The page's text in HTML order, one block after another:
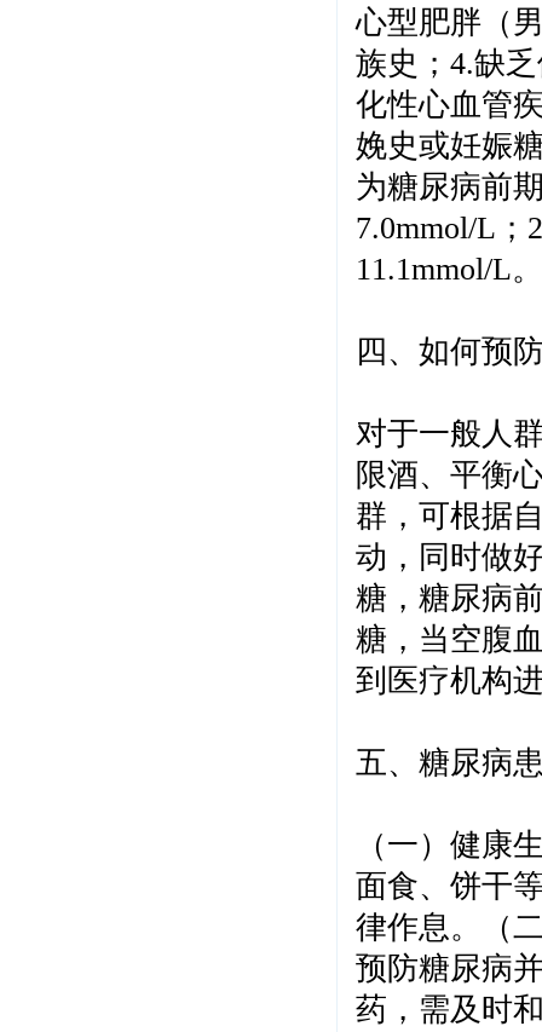
心型肥胖（
族史； 4.缺
化性心血管
娩史或妊娠
为糖尿病前
7.0mmol/L ；
11.1mmol/L。
四、如何预
对于一般人
限酒、平衡
群，可根据
动，同时做
糖，糖尿病
糖，当空腹
到医疗机构
五、糖尿病
（一）健康
面食、饼干
律作息。（
预防糖尿病
药，需及时